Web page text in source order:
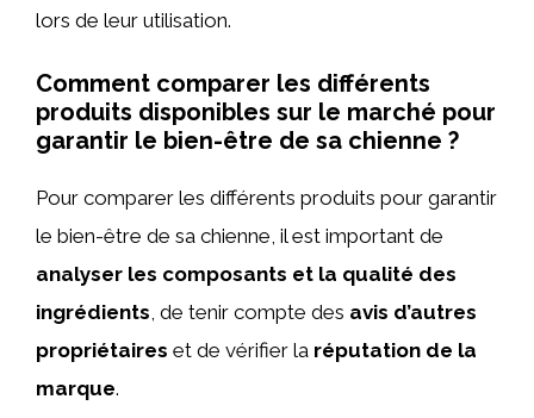
lors de leur utilisation.
Comment comparer les différents
produits disponibles sur le marché pour
garantir le bien-être de sa chienne ?
Pour comparer les différents produits pour garantir
le bien-être de sa chienne, il est important de
analyser les composants et la qualité des
ingrédients, de tenir compte des avis d’autres
propriétaires et de vérifier la réputation de la
marque.